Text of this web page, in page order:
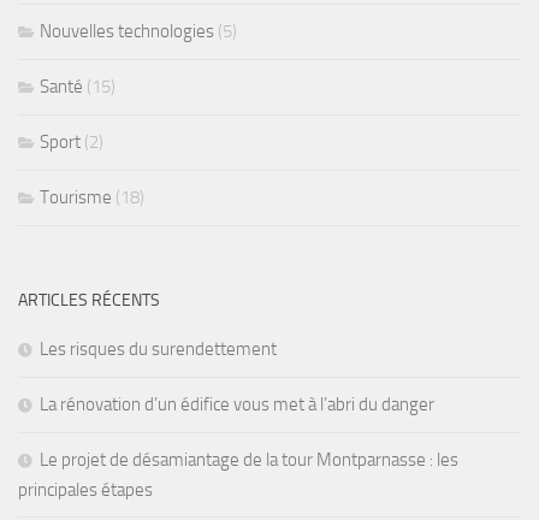
Nouvelles technologies (5)
Santé (15)
Sport (2)
Tourisme (18)
ARTICLES RÉCENTS
Les risques du surendettement
La rénovation d’un édifice vous met à l’abri du danger
Le projet de désamiantage de la tour Montparnasse : les
principales étapes